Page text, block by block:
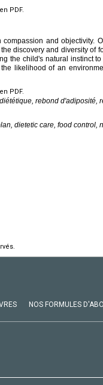
PDF.
and objectivity.
discovery and diversity of
the child's natural instinct
likelihood of an
PDF.
rebond d'adiposité,
dietetic care, food control,
NOS FORMULES